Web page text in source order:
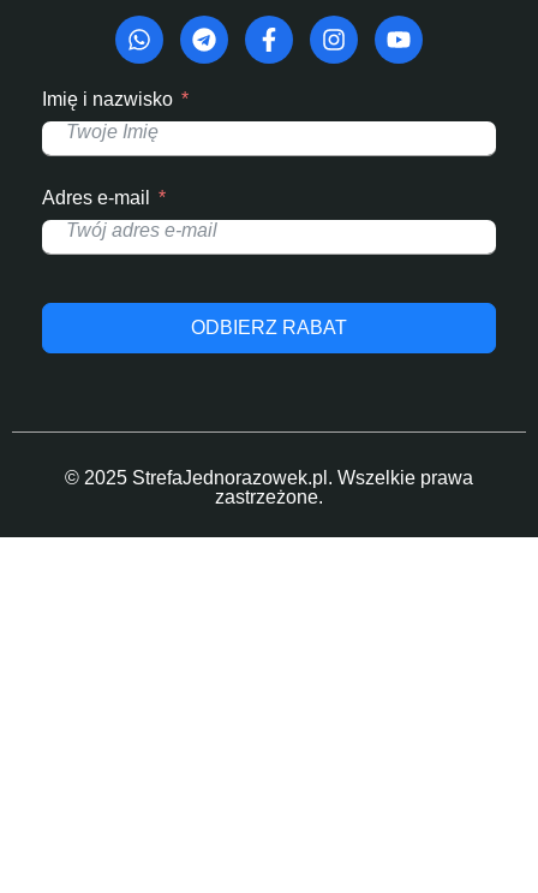
Imię i nazwisko
Adres e-mail
ODBIERZ RABAT
© 2025 StrefaJednorazowek.pl. Wszelkie prawa
zastrzeżone.